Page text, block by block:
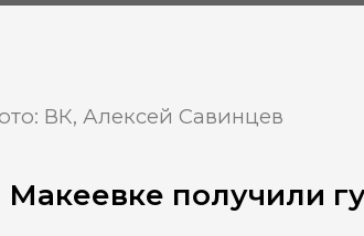
ВК, Алексей Савинцев
Макеевке получили